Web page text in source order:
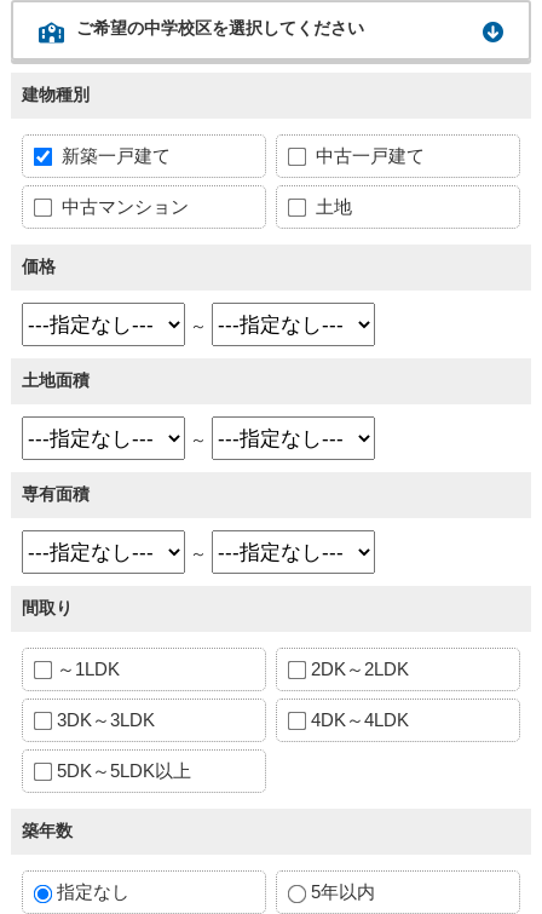
ご希望の中学校区を選択してください
建物種別
新築一戸建て 中古一戸建て
中古マンション 土地
価格
～
土地面積
～
専有面積
～
間取り
～1LDK 2DK～2LDK
3DK～3LDK 4DK～4LDK
5DK～5LDK以上
築年数
指定なし 5年以内